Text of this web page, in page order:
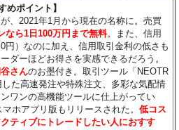
めポイント】
、2021年1月から現在の名称に。売買
なら1日100万円まで無料。また、信用
円）なのに加え、信用取引金利の低さも
ダーほどお得さを実感できるだろう。
さんのお墨付き。取引ツール「NEOTR
た高速発注や特殊注文、多彩な気配情
ワンの高機能ツールに仕上がってい
ホアプリ版もリリースされた。低コス
ティブにトレードしたい人におすす